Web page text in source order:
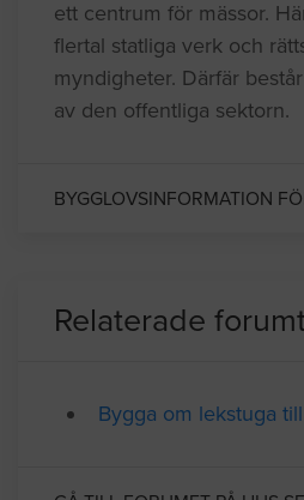
södra delen av
125000 invånare.
utpräglad handelsstad
ett centrum för mässor.
av den offentliga sektorn.
Relaterade